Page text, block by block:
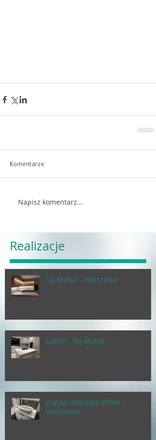
Realizacje
Komentarze
Napisz komentarz...
Taj Mahal - Warszawa
Lublin - Taj Mahal
Crystal Absolute White -
Warszawa